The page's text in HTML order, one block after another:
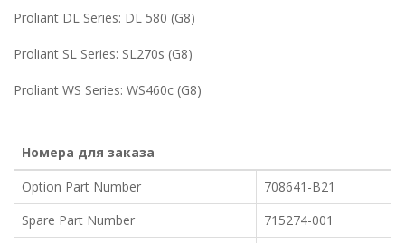
Proliant DL Series: DL 580 (G8)
Proliant SL Series: SL270s (G8)
Proliant WS Series: WS460c (G8)
Номера для заказа
Option Part Number
708641-B21
Spare Part Number
715274-001